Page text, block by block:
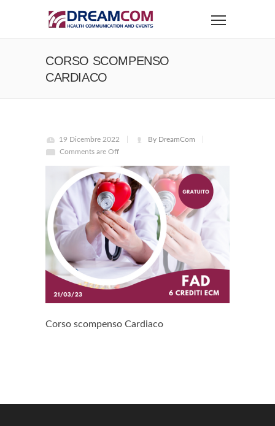
CORSO SCOMPENSO
CARDIACO
19 Dicembre 2022
By DreamCom
Comments are Off
Corso scompenso Cardiaco